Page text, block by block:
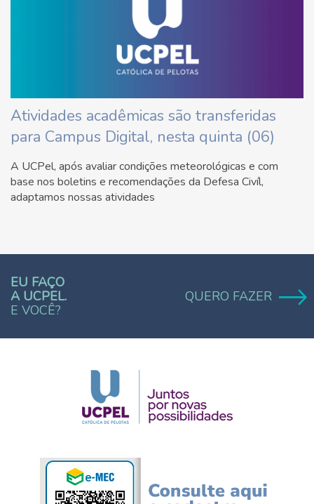
Atividades acadêmicas são transferidas
para Campus Digital, nesta quinta (06)
A UCPel, após avaliar condições meteorológicas e com
base nos boletins e recomendações da Defesa Civíl,
adaptamos nossas atividades
EU FAÇO
A UCPEL.
E VOCÊ?
QUERO FAZER